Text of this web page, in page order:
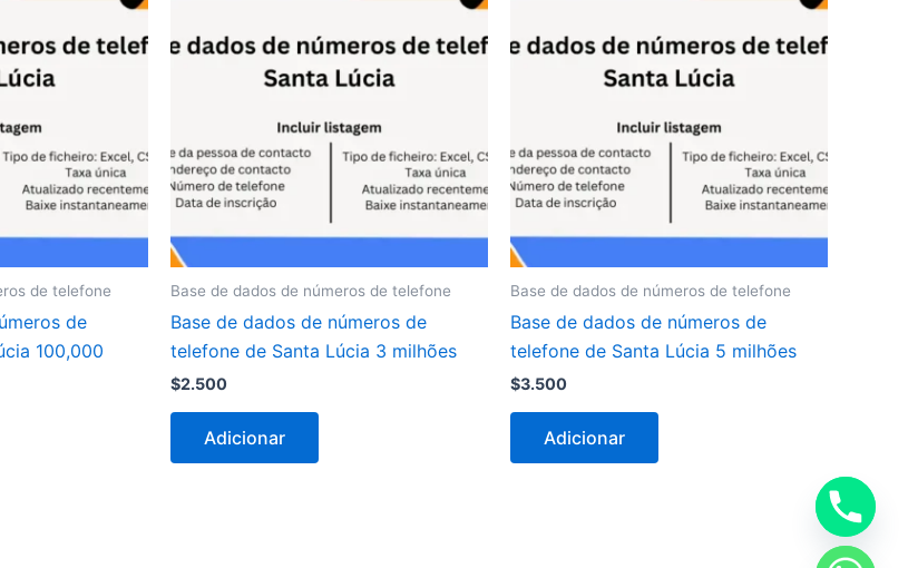
de telefone
de
100,000
Base de dados de números de telefone
Base de dados de números de
telefone de Santa Lúcia 3 milhões
$2.500
Adicionar
Base de dados de números de telefone
Base de dados de números de
telefone de Santa Lúcia 5 milhões
$3.500
Adicionar